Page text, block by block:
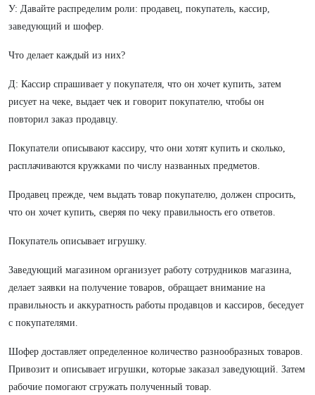
У: Давайте распределим роли: продавец, покупатель, кассир,
заведующий и шофер.
Что делает каждый из них?
Д: Кассир спрашивает у покупателя, что он хочет купить, затем
рисует на чеке, выдает чек и говорит покупателю, чтобы он
повторил заказ продавцу.
Покупатели описывают кассиру, что они хотят купить и сколько,
расплачиваются кружками по числу названных предметов.
Продавец прежде, чем выдать товар покупателю, должен спросить,
что он хочет купить, сверяя по чеку правильность его ответов.
Покупатель описывает игрушку.
Заведующий магазином организует работу сотрудников магазина,
делает заявки на получение товаров, обращает внимание на
правильность и аккуратность работы продавцов и кассиров, беседует
с покупателями.
Шофер доставляет определенное количество разнообразных товаров.
Привозит и описывает игрушки, которые заказал заведующий. Затем
рабочие помогают сгружать полученный товар.